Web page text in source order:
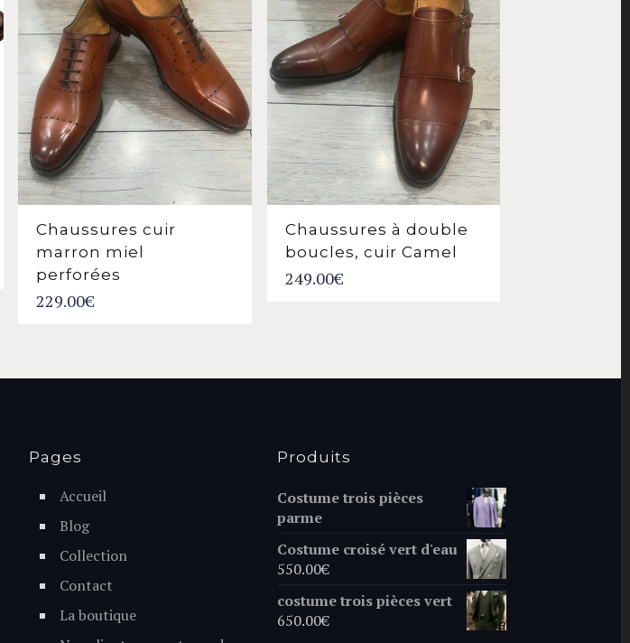
Chaussures cuir
marron miel
perforées
229.00€
Chaussures à double
boucles, cuir Camel
249.00€
Pages
Accueil
Blog
Collection
Contact
La boutique
Produits
Costume trois pièces
parme
Costume croisé vert d'eau
550.00€
costume trois pièces vert
650.00€